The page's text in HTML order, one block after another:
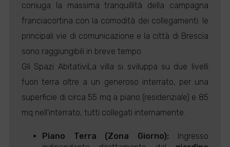
coniuga la massima tranquillità della campagna
franciacortina con la comodità dei collegamenti: le
principali vie di comunicazione e la città di Brescia
sono raggiungibili in breve tempo.
Gli Spazi AbitativiLa villa si sviluppa su due livelli
fuori terra oltre a un generoso interrato, per una
superficie di circa 55 mq a piano (residenziale) e 85
mq nell'interrato, tutti collegati internamente.
Piano Terra (Zona Giorno): Ingresso